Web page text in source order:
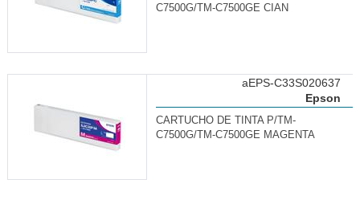
C7500G/TM-C7500GE CIAN
Epson
aEPS-C33S020637
CARTUCHO DE TINTA P/TM-
C7500G/TM-C7500GE MAGENTA